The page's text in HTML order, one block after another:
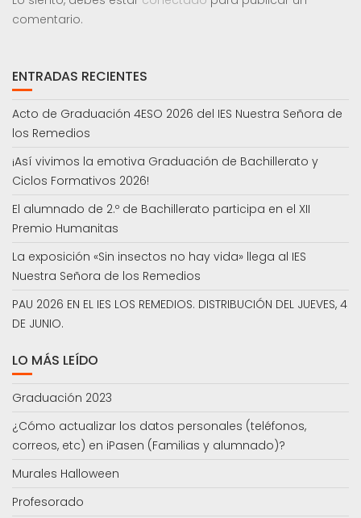
comentario.
ENTRADAS RECIENTES
Acto de Graduación 4ESO 2026 del IES Nuestra Señora de
los Remedios
¡Así vivimos la emotiva Graduación de Bachillerato y
Ciclos Formativos 2026!
El alumnado de 2.º de Bachillerato participa en el XII
Premio Humanitas
La exposición «Sin insectos no hay vida» llega al IES
Nuestra Señora de los Remedios
PAU 2026 EN EL IES LOS REMEDIOS. DISTRIBUCIÓN DEL JUEVES, 4
DE JUNIO.
LO MÁS LEÍDO
Graduación 2023
¿Cómo actualizar los datos personales (teléfonos,
correos, etc) en iPasen (Familias y alumnado)?
Murales Halloween
Profesorado